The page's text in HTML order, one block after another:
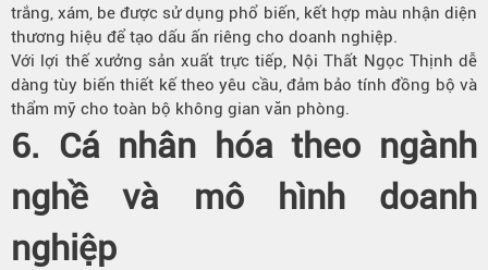
trắng, xám, be được sử dụng phổ biến, kết hợp màu nhận diện
thương hiệu để tạo dấu ấn riêng cho doanh nghiệp.
Với lợi thế xưởng sản xuất trực tiếp, Nội Thất Ngọc Thịnh dễ
dàng tùy biến thiết kế theo yêu cầu, đảm bảo tính đồng bộ và
thẩm mỹ cho toàn bộ không gian văn phòng.
6. Cá nhân hóa theo ngành
nghề và mô hình doanh
nghiệp